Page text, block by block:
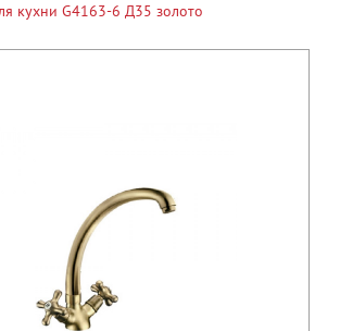
кухни G4163-6 Д35 золото